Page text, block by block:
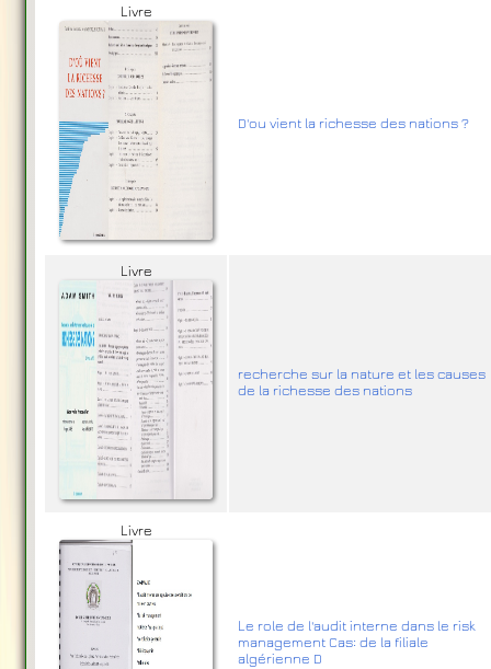
Livre
D'ou vient la richesse des nations ?
Livre
recherche sur la nature et les causes
de la richesse des nations
Livre
Le role de l'audit interne dans le risk
management Cas: de la filiale
algérienne D